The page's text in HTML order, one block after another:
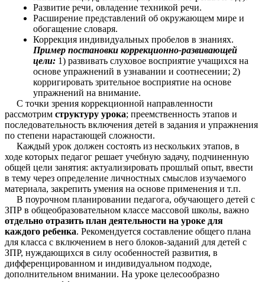
Развитие речи, овладение техникой речи.
Расширение представлений об окружающем мире и
обогащение словаря.
Коррекция индивидуальных пробелов в знаниях.
Пример постановки коррекционно-развивающей
цели: 1) развивать слуховое восприятие учащихся на
основе упражнений в узнавании и соотнесении; 2)
корригировать зрительное восприятие на основе
упражнений на внимание.
С точки зрения коррекционной направленности
рассмотрим структуру урока; преемственность этапов и
последовательность включения детей в задания и упражнения
по степени нарастающей сложности.
Каждый урок должен состоять из нескольких этапов, в
ходе которых педагог решает учебную задачу, подчиненную
общей цели занятия: актуализировать прошлый опыт, ввести
в тему через определение личностных смыслов изучаемого
материала, закрепить умения на основе применения и т.п.
В поурочном планировании педагога, обучающего детей с
ЗПР в общеобразовательном классе массовой школы, важно
отдельно отразить план деятельности на уроке для
каждого ребенка. Рекомендуется составление общего плана
для класса с включением в него блоков-заданий для детей с
ЗПР, нуждающихся в силу особенностей развития, в
дифференцированном и индивидуальном подходе,
дополнительном внимании. На уроке целесообразно